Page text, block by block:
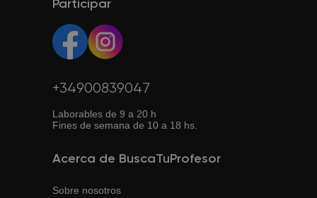
tus necesidades.
Así puedes estudiar desde cualquier lugar con conexión
a internet.
Participar
+34900839047
Laborables de 9 a 20 h
Fines de semana de 10 a 18 hs.
Acerca de BuscaTuProfesor
Sobre nosotros